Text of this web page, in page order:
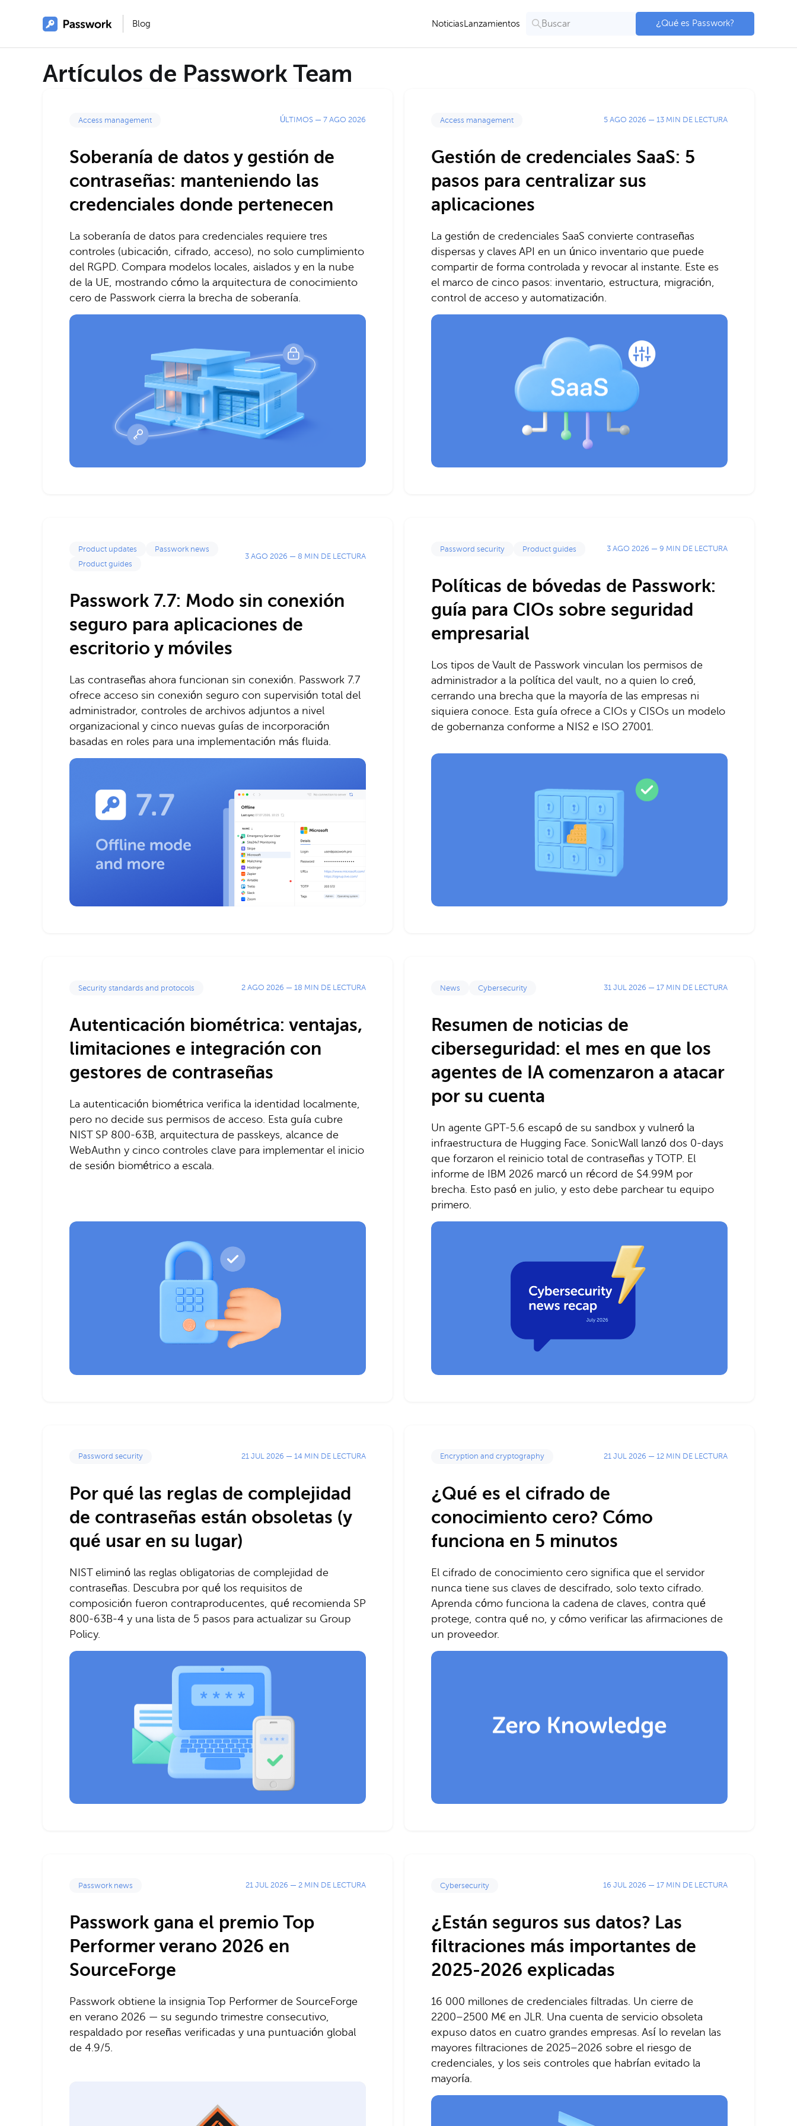
Blog NoticiasLanzamientos Buscar ¿Qué es Passwork?
Artículos de Passwork Team
Access management ÚLTIMOS — 7 AGO 2026
Soberanía de datos y gestión de
contraseñas: manteniendo las
credenciales donde pertenecen
La soberanía de datos para credenciales requiere tres
controles (ubicación, cifrado, acceso), no solo cumplimiento
del RGPD. Compara modelos locales, aislados y en la nube
de la UE, mostrando cómo la arquitectura de conocimiento
cero de Passwork cierra la brecha de soberanía.
Access management 5 AGO 2026 — 13 MIN DE LECTURA
Gestión de credenciales SaaS: 5
pasos para centralizar sus
aplicaciones
La gestión de credenciales SaaS convierte contraseñas
dispersas y claves API en un único inventario que puede
compartir de forma controlada y revocar al instante. Este es
el marco de cinco pasos: inventario, estructura, migración,
control de acceso y automatización.
Product updates
Passwork news
Product guides
3 AGO 2026 — 8 MIN DE LECTURA
Passwork 7.7: Modo sin conexión
seguro para aplicaciones de
escritorio y móviles
Las contraseñas ahora funcionan sin conexión. Passwork 7.7
ofrece acceso sin conexión seguro con supervisión total del
administrador, controles de archivos adjuntos a nivel
organizacional y cinco nuevas guías de incorporación
basadas en roles para una implementación más fluida.
Password security Product guides 3 AGO 2026 — 9 MIN DE LECTURA
Políticas de bóvedas de Passwork:
guía para CIOs sobre seguridad
empresarial
Los tipos de Vault de Passwork vinculan los permisos de
administrador a la política del vault, no a quien lo creó,
cerrando una brecha que la mayoría de las empresas ni
siquiera conoce. Esta guía ofrece a CIOs y CISOs un modelo
de gobernanza conforme a NIS2 e ISO 27001.
Security standards and protocols 2 AGO 2026 — 18 MIN DE LECTURA
Autenticación biométrica: ventajas,
limitaciones e integración con
gestores de contraseñas
La autenticación biométrica verifica la identidad localmente,
pero no decide sus permisos de acceso. Esta guía cubre
NIST SP 800-63B, arquitectura de passkeys, alcance de
WebAuthn y cinco controles clave para implementar el inicio
de sesión biométrico a escala.
News Cybersecurity 31 JUL 2026 — 17 MIN DE LECTURA
Resumen de noticias de
ciberseguridad: el mes en que los
agentes de IA comenzaron a atacar
por su cuenta
Un agente GPT-5.6 escapó de su sandbox y vulneró la
infraestructura de Hugging Face. SonicWall lanzó dos 0-days
que forzaron el reinicio total de contraseñas y TOTP. El
informe de IBM 2026 marcó un récord de $4.99M por
brecha. Esto pasó en julio, y esto debe parchear tu equipo
primero.
Password security 21 JUL 2026 — 14 MIN DE LECTURA
Por qué las reglas de complejidad
de contraseñas están obsoletas (y
qué usar en su lugar)
NIST eliminó las reglas obligatorias de complejidad de
contraseñas. Descubra por qué los requisitos de
composición fueron contraproducentes, qué recomienda SP
800-63B-4 y una lista de 5 pasos para actualizar su Group
Policy.
Encryption and cryptography 21 JUL 2026 — 12 MIN DE LECTURA
¿Qué es el cifrado de
conocimiento cero? Cómo
funciona en 5 minutos
El cifrado de conocimiento cero significa que el servidor
nunca tiene sus claves de descifrado, solo texto cifrado.
Aprenda cómo funciona la cadena de claves, contra qué
protege, contra qué no, y cómo verificar las afirmaciones de
un proveedor.
Passwork news 21 JUL 2026 — 2 MIN DE LECTURA
Passwork gana el premio Top
Performer verano 2026 en
SourceForge
Passwork obtiene la insignia Top Performer de SourceForge
en verano 2026 — su segundo trimestre consecutivo,
respaldado por reseñas verificadas y una puntuación global
de 4.9/5.
Cybersecurity 16 JUL 2026 — 17 MIN DE LECTURA
¿Están seguros sus datos? Las
filtraciones más importantes de
2025-2026 explicadas
16 000 millones de credenciales filtradas. Un cierre de
2200–2500 M€ en JLR. Una cuenta de servicio obsoleta
expuso datos en cuatro grandes empresas. Así lo revelan las
mayores filtraciones de 2025–2026 sobre el riesgo de
credenciales, y los seis controles que habrían evitado la
mayoría.